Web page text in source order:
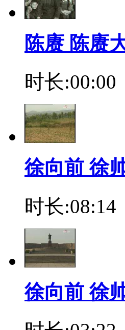
陈赓 陈赓
时长:00:00
徐向前 徐
时长:08:14
徐向前 徐